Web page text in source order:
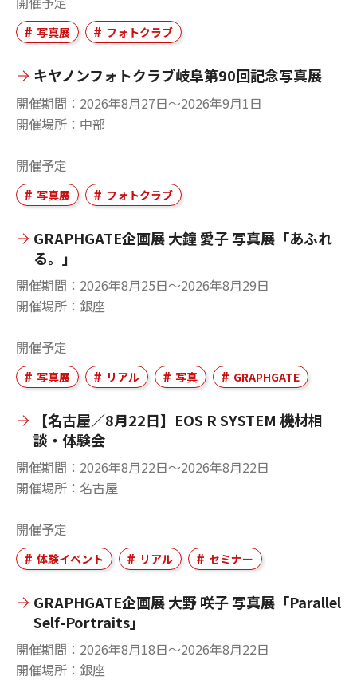
写真展 フォトクラブ
キヤノンフォトクラブ岐阜第90回記念写真展
開催期間
2026年8月27日〜2026年9月1日
開催場所
中部
開催予定
写真展 フォトクラブ
GRAPHGATE企画展 大鐘 愛子 写真展「あふれ
る。」
開催期間
2026年8月25日〜2026年8月29日
開催場所
銀座
開催予定
写真展 リアル 写真 GRAPHGATE
【名古屋／8月22日】EOS R SYSTEM 機材相
談・体験会
開催期間
2026年8月22日〜2026年8月22日
開催場所
名古屋
開催予定
体験イベント リアル セミナー
GRAPHGATE企画展 大野 咲子 写真展「Parallel
Self-Portraits」
開催期間
2026年8月18日〜2026年8月22日
開催場所
銀座